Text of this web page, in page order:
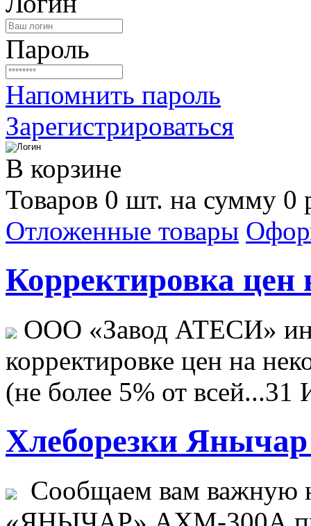
Пароль
Напомнить пароль
Зарегистрироваться
В корзине
Товаров 0 шт. на сумму 0
Отложенные товары
Корректировка цен
ООО «Завод АТЕСИ»
корректировке цен на
(не более 5% от всей...31
Хлеборезки Янычар
Сообщаем вам важную